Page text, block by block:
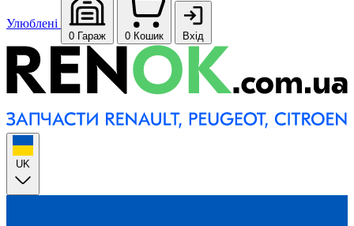
Улюблені
0 Гараж 0 Кошик Вхід